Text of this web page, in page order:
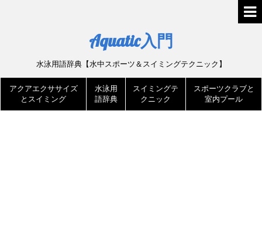
Aquatic入門
水泳用語辞典【水中スポーツ＆スイミングテクニック】
アクアエクササイズ
とスイミング
水泳用
語辞典
スイミングテ
クニック
スポーツクラブと
室内プール